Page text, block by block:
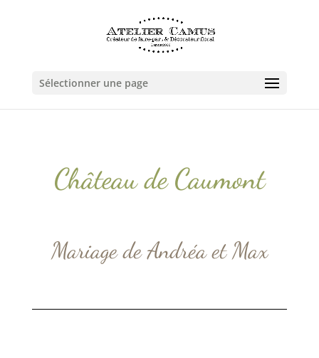
Sélectionner une page
Château de Caumont
Mariage de Andréa et Max